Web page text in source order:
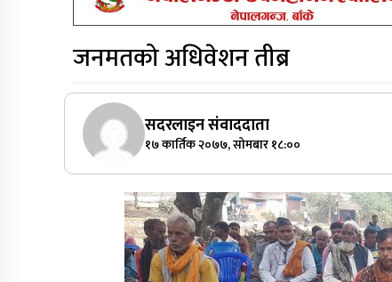
जनमतको अधिवेशन तीब्र
सदरलाइन संवाददाता
१७ कार्तिक २०७७, सोमबार १८:००